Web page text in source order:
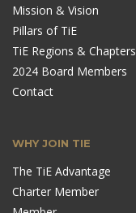
Mission & Vision
Pillars of TiE
TiE Regions & Chapters
2024 Board Members
Contact
WHY JOIN TIE
The TiE Advantage
Charter Member